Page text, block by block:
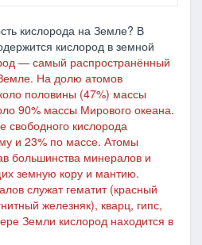
кислорода на Земле? В
кислород в земной
― самый распространённый
На долю атомов
половины (47%) массы
90% массы Мирового океана.
кислорода
и 23% по массе. Атомы
большинства минералов и
земную кору и мантию.
служат гематит (красный
железняк), кварц, гипс,
Земли кислород находится в